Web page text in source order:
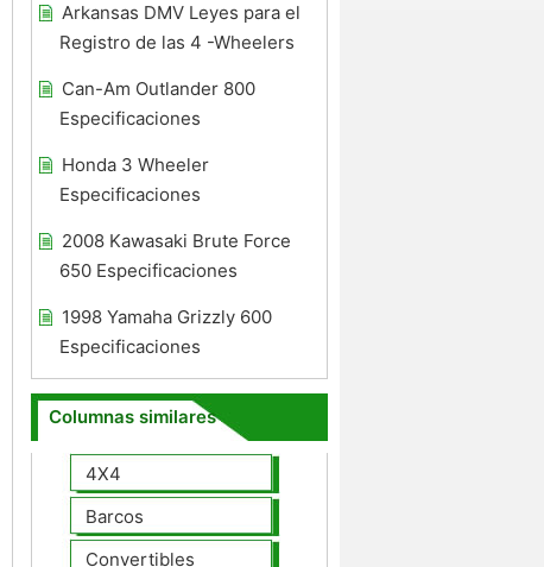
Arkansas DMV Leyes para el
Registro de las 4 -Wheelers
Can-Am Outlander 800
Especificaciones
Honda 3 Wheeler
Especificaciones
2008 Kawasaki Brute Force
650 Especificaciones
1998 Yamaha Grizzly 600
Especificaciones
Columnas similares
4X4
Barcos
Convertibles